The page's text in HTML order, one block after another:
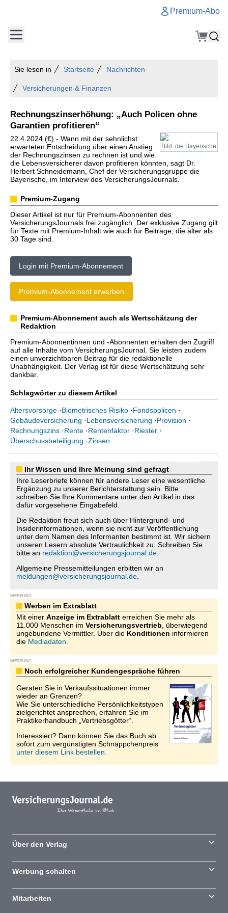
Premium-Abo
Sie lesen in Startseite Nachrichten
Versicherungen & Finanzen
Rechnungszinserhöhung: „Auch Policen ohne
Garantien profitieren“
Bild: die Bayerische
22.4.2024 (€) - Wann mit der sehnlichst
erwarteten Entscheidung über einen Anstieg
der Rechnungszinsen zu rechnen ist und wie
die Lebensversicherer davon profitieren könnten, sagt Dr.
Herbert Schneidemann, Chef der Versicherungsgruppe die
Bayerische, im Interview des VersicherungsJournals.
Premium-Zugang
Dieser Artikel ist nur für Premium-Abonnenten des
VersicherungsJournals frei zugänglich. Der exklusive Zugang gilt
für Texte mit Premium-Inhalt wie auch für Beiträge, die älter als
30 Tage sind.
Login mit Premium-Abonnement
Premium-Abonnement erwerben
Premium-Abonnement auch als Wertschätzung der
Redaktion
Premium-Abonnentinnen und -Abonnenten erhalten den Zugriff
auf alle Inhalte vom VersicherungsJournal. Sie leisten zudem
einen unverzichtbaren Beitrag für die redaktionelle
Unabhängigkeit. Der Verlag ist für diese Wertschätzung sehr
dankbar.
Schlagwörter zu diesem Artikel
Altersvorsorge ·Biometrisches Risiko ·Fondspolicen ·
Gebäudeversicherung ·Lebensversicherung ·Provision ·
Rechnungszins ·Rente ·Rentenfaktor ·Riester ·
Überschussbeteiligung ·Zinsen
Ihr Wissen und Ihre Meinung sind gefragt
Ihre Leserbriefe können für andere Leser eine wesentliche
Ergänzung zu unserer Berichterstattung sein. Bitte
schreiben Sie Ihre Kommentare unter den Artikel in das
dafür vorgesehene Eingabefeld.
Die Redaktion freut sich auch über Hintergrund- und
Insiderinformationen, wenn sie nicht zur Veröffentlichung
unter dem Namen des Informanten bestimmt ist. Wir sichern
unseren Lesern absolute Vertraulichkeit zu. Schreiben Sie
bitte an redaktion@versicherungsjournal.de
Allgemeine Pressemitteilungen erbitten wir an
meldungen@versicherungsjournal.de
WERBUNG
Werben im Extrablatt
Mit einer Anzeige im Extrablatt erreichen Sie mehr als
11.000 Menschen im Versicherungsvertrieb , überwiegend
ungebundene Vermittler. Über die Konditionen informieren
die Mediadaten
WERBUNG
Noch erfolgreicher Kundengespräche führen
Geraten Sie in Verkaufssituationen immer
wieder an Grenzen?
Wie Sie unterschiedliche Persönlichkeitstypen
zielgerichtet ansprechen, erfahren Sie im
Praktikerhandbuch „Vertriebsgötter“.
Interessiert? Dann können Sie das Buch ab
sofort zum vergünstigten Schnäppchenpreis
unter diesem Link bestellen.
Über den Verlag
Werbung schalten
Mitarbeiten